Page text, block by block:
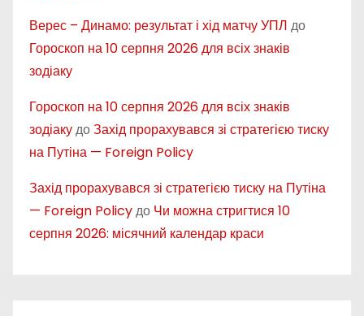
Верес – Динамо: результат і хід матчу УПЛ до
Гороскоп на 10 серпня 2026 для всіх знаків
зодіаку
Гороскоп на 10 серпня 2026 для всіх знаків
зодіакудоЗахід прорахувався зі стратегією тиску
на Путіна — Foreign Policy
Захід прорахувався зі стратегією тиску на Путіна
— Foreign Policyдо Чи можна стригтися 10
серпня 2026: місячний календар краси